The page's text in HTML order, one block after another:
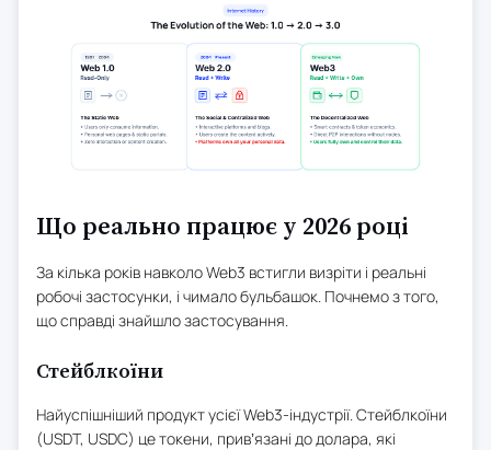
Що реально працює у 2026 році
За кілька років навколо Web3 встигли визріти і реальні
робочі застосунки, і чимало бульбашок. Почнемо з того,
що справді знайшло застосування.
Стейблкоїни
Найуспішніший продукт усієї Web3-індустрії. Стейблкоїни
(USDT, USDC) це токени, привʼязані до долара, які